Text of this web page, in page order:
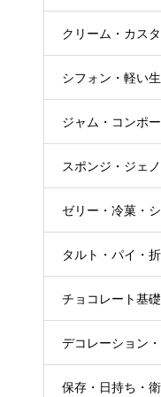
クリーム・カス
シフォン・軽い
ジャム・コンポ
スポンジ・ジェ
ゼリー・冷菓・
タルト・パイ・
チョコレート基
デコレーション
保存・日持ち・